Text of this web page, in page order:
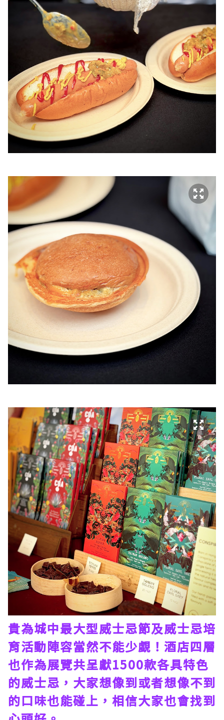
貴為城中最大型威士忌節及威士忌培
育活動陣容當然不能少覷！酒店四層
也作為展覽共呈獻1500款各具特色
的威士忌，大家想像到或者想像不到
的口味也能碰上，相信大家也會找到